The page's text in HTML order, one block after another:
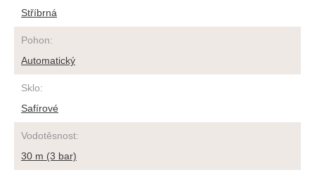
Stříbrná
Pohon:
Automatický
Sklo:
Safírové
Vodotěsnost:
30 m (3 bar)